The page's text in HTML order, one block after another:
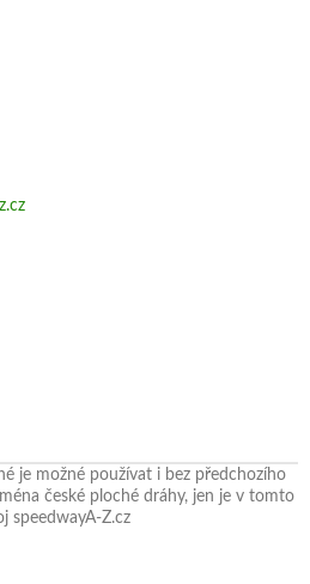
je možné používat i bez předchozího
české ploché dráhy, jen je v tomto
speedwayA-Z.cz